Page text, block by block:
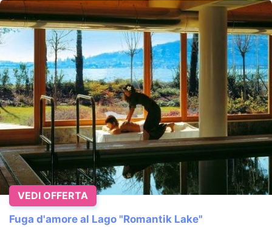
Fuga d'amore al Lago "Romantik Lake"
VEDI OFFERTA